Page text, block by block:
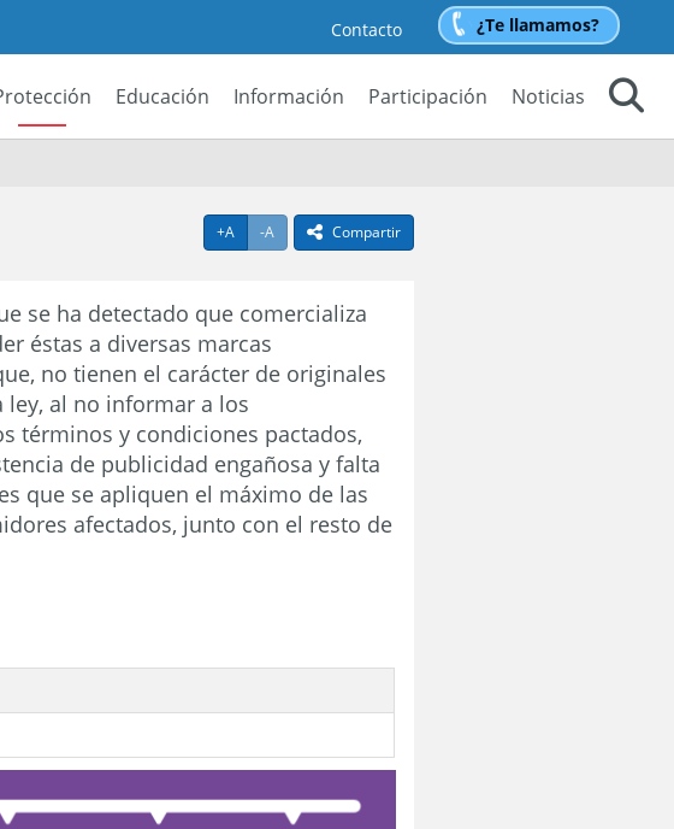
Contacto ¿Te llamamos?
Educación Información Participación
Noticias
+A Agrandar texto
-A Achicar textoicono compartir
Compartir
se ha detectado que comercializa
éstas a diversas marcas
no tienen el carácter de originales
al no informar a los
términos y condiciones pactados,
de publicidad engañosa y falta
que se apliquen el máximo de las
afectados, junto con el resto de